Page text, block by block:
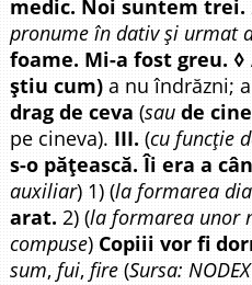
medic. Noi suntem trei.
pronume în dativ și urmat
foame. Mi-a fost greu.
știu cum) a nu îndrăzni;
drag de ceva (sau de
pe cineva). III. (cu funcție
s-o pățească. Îi era a
auxiliar) 1) (la formarea
arat. 2) (la formarea unor
compuse) Copiii vor fi
sum,fui,fire (Sursa: NODEX